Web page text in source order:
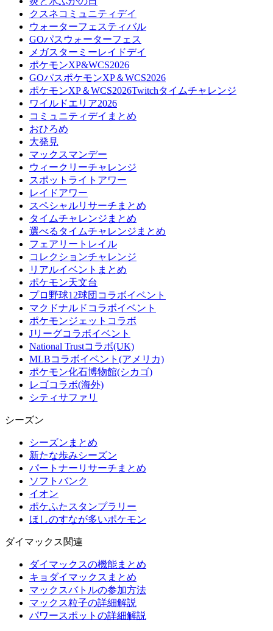
クスネコミュニティデイ
ウォーターフェスティバル
GOパスウォーターフェス
メガスターミーレイドデイ
ポケモンXP&WCS2026
GOパスポケモンXP＆WCS2026
ポケモンXP＆WCS2026Twitchタイムチャレンジ
ワイルドエリア2026
コミュニティデイまとめ
おひろめ
大発見
マックスマンデー
ウィークリーチャレンジ
スポットライトアワー
レイドアワー
スペシャルリサーチまとめ
タイムチャレンジまとめ
選べるタイムチャレンジまとめ
フェアリートレイル
コレクションチャレンジ
リアルイベントまとめ
ポケモン天文台
プロ野球12球団コラボイベント
マクドナルドコラボイベント
ポケモンジェットコラボ
Jリーグコラボイベント
National Trustコラボ(UK)
MLBコラボイベント(アメリカ)
ポケモン化石博物館(シカゴ)
レゴコラボ(海外)
シティサファリ
シーズン
シーズンまとめ
新たな歩みシーズン
パートナーリサーチまとめ
ソフトバンク
イオン
ポケふたスタンプラリー
ほしのすなが多いポケモン
ダイマックス関連
ダイマックスの機能まとめ
キョダイマックスまとめ
マックスバトルの参加方法
マックス粒子の詳細解説
パワースポットの詳細解説